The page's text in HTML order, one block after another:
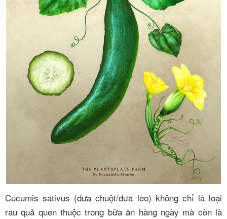
Cucumis sativus (dưa chuột/dưa leo) không chỉ là loại
rau quả quen thuộc trong bữa ăn hàng ngày mà còn là